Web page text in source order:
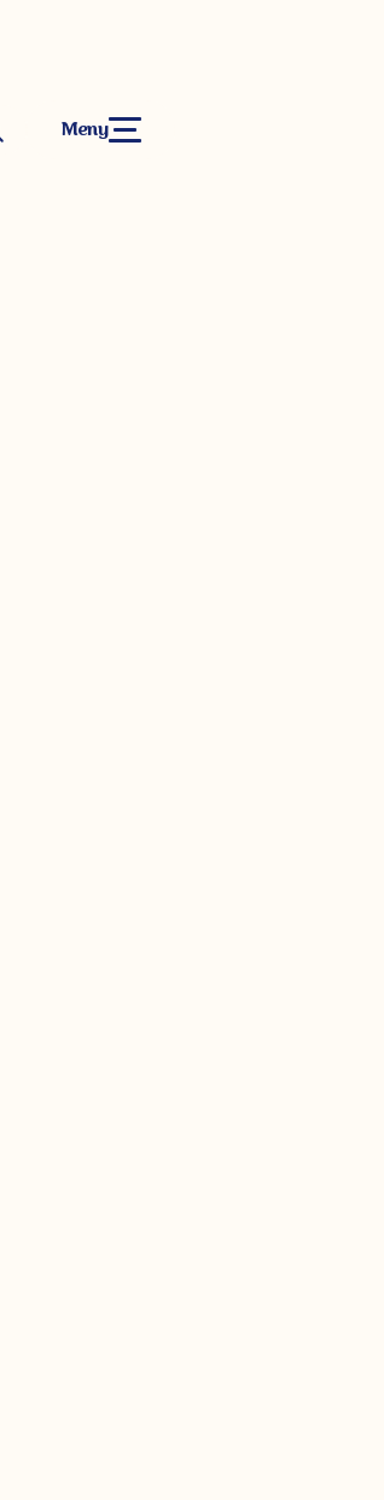
Meny